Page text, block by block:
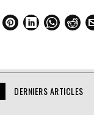
DERNIERS ARTICLES